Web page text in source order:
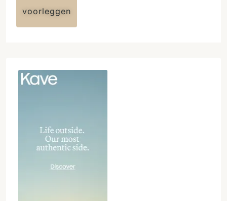
voorleggen